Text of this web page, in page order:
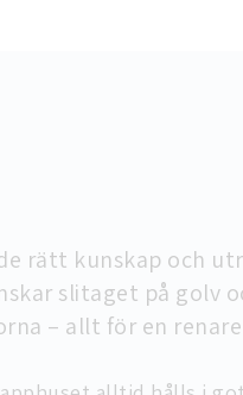
rätt kunskap och
slitaget på golv
– allt för en